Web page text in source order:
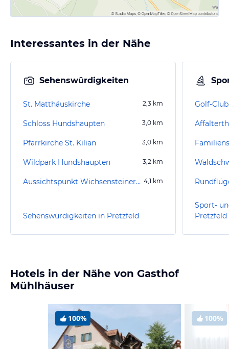
Interessantes in der Nähe
Sehenswürdigkeiten
St. Matthäuskirche 2,3 km
Schloss Hundshaupten 3,0 km
Pfarrkirche St. Kilian 3,0 km
Wildpark Hundshaupten 3,2 km
Aussichtspunkt Wichsensteiner Fels 4,1 km
Sehenswürdigkeiten in Pretzfeld
Sport-
Pretzfeld
Hotels in der Nähe von Gasthof
Mühlhäuser
100% 100%